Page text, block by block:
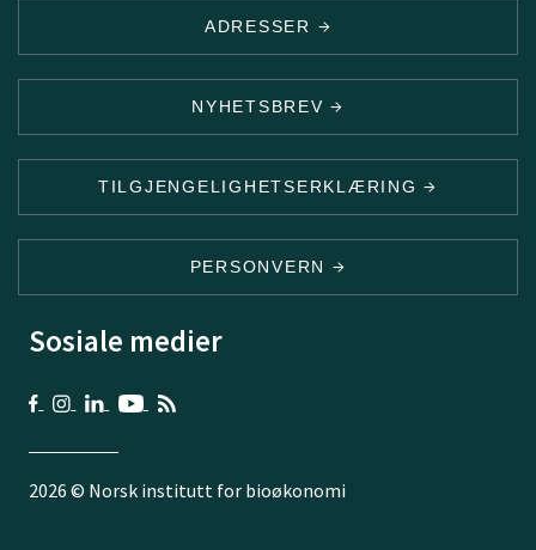
ADRESSER
NYHETSBREV
TILGJENGELIGHETSERKLÆRING
PERSONVERN
Sosiale medier
2026 © Norsk institutt for bioøkonomi